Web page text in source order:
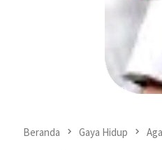
Beranda Gaya Hidup